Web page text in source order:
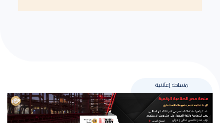
مساحة إعلانية